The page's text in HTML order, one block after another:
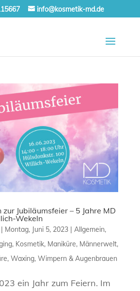
info@kosmetik-md.de
Jubiläumsfeier – 5 Jahre MD
Wekeln
Montag, Juni 5, 2023| Allgemein,
, Kosmetik, Maniküre, Männerwelt,
, Waxing, Wimpern & Augenbrauen
ein Jahr zum Feiern. Im